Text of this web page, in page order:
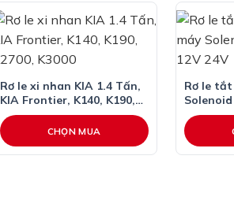
Rơ le xi nhan KIA 1.4 Tấn,
KIA Frontier, K140, K190,
K2700, K3000
CHỌN MUA
Rơ le
24V